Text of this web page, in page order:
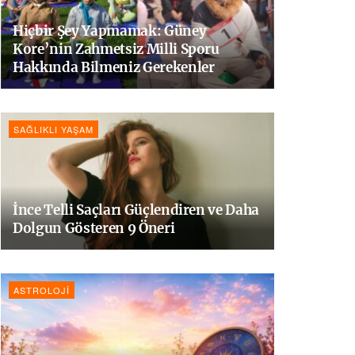
Hiçbir Şey Yapmamak: Güney
Kore’nin Zahmetsiz Milli Sporu
Hakkında Bilmeniz Gerekenler
SAĞLIKLI YAŞAM
İnce Telli Saçları Güçlendiren ve Daha
Dolgun Gösteren 9 Öneri
ASTROLOJI